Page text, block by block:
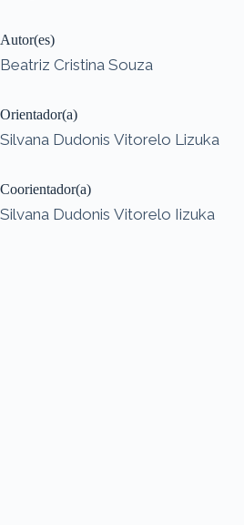
Autor(es)
Beatriz Cristina Souza
Orientador(a)
Silvana Dudonis Vitorelo Lizuka
Coorientador(a)
Silvana Dudonis Vitorelo Iizuka